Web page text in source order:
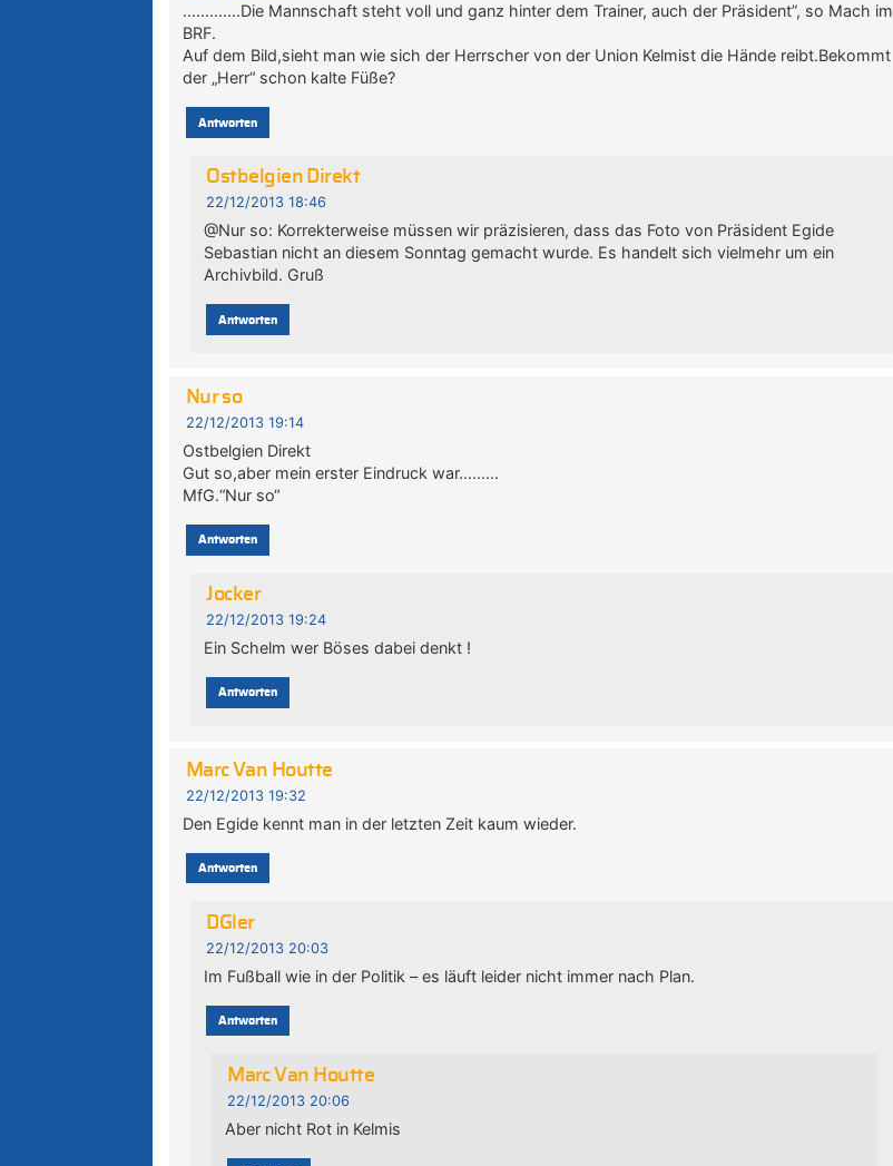
………….Die Mannschaft steht voll und ganz hinter dem Trainer, auch der Präsident”, so Mach im
BRF.
Auf dem Bild,sieht man wie sich der Herrscher von der Union Kelmist die Hände reibt.Bekommt
der „Herr“ schon kalte Füße?
Antworten
Ostbelgien Direkt
22/12/2013 18:46
@Nur so: Korrekterweise müssen wir präzisieren, dass das Foto von Präsident Egide
Sebastian nicht an diesem Sonntag gemacht wurde. Es handelt sich vielmehr um ein
Archivbild. Gruß
Antworten
Nur so
22/12/2013 19:14
Ostbelgien Direkt
Gut so,aber mein erster Eindruck war………
MfG.“Nur so“
Antworten
Jocker
22/12/2013 19:24
Ein Schelm wer Böses dabei denkt !
Antworten
Marc Van Houtte
22/12/2013 19:32
Den Egide kennt man in der letzten Zeit kaum wieder.
Antworten
DGler
22/12/2013 20:03
Im Fußball wie in der Politik – es läuft leider nicht immer nach Plan.
Antworten
Marc Van Houtte
22/12/2013 20:06
Aber nicht Rot in Kelmis